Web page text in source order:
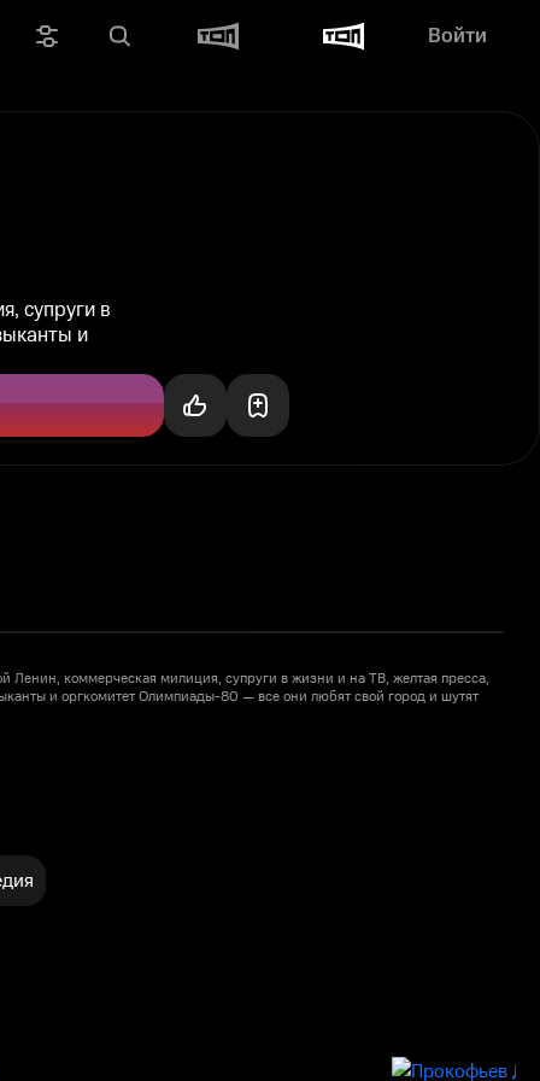
Войти
супруги в
и
Ленин, коммерческая милиция, супруги в жизни и на ТВ, желтая пресса,
и оргкомитет Олимпиады-80 — все они любят свой город и шутят